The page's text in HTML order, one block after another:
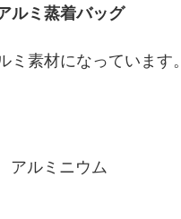
ルミ蒸着バッグ
素材になっています。
アルミニウム